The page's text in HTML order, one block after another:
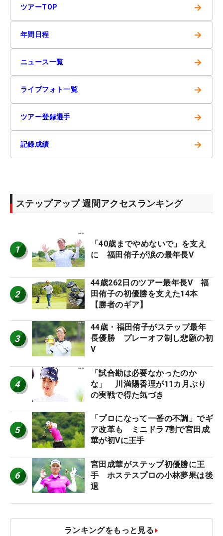
ツアーTOP →
年間日程 →
ニュース一覧 →
ライブフォト一覧 →
ツアー登録選手 →
記録成績 →
ステップアップ 週間アクセスランキング
1
「40歳までやめないで」を支え
に 福田侑子が涙の最年長V
2
44歳262日のツアー最年長V 福
田侑子の初優勝を支えた14本
【勝者のギア】
3
44歳・福田侑子がステップ最年
長優勝 プレーオフ制し悲願の初
V
4
「試合勘は必要なかったのか
な」 川満陽香理が11カ月ぶり
の実戦で得た気づき
5
「プロになって一番の不調」でギ
ア改革も ミニドラ7割で宮田成
華が初Vに王手
6
宮田成華がステップ初優勝に王
手 ホステスプロの小林夢果は後
退
ランキングをもっと見る